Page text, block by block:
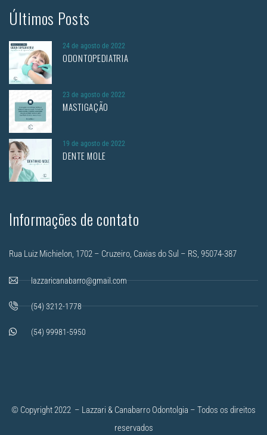
Últimos Posts
24 de agosto de 2022
ODONTOPEDIATRIA
23 de agosto de 2022
MASTIGAÇÃO
19 de agosto de 2022
DENTE MOLE
Informações de contato
Rua Luiz Michielon, 1702 – Cruzeiro, Caxias do Sul – RS, 95074-387
lazzaricanabarro@gmail.com
(54) 3212-1778
(54) 99981-5950
© Copyright 2022 – Lazzari & Canabarro Odontolgia – Todos os direitos
reservados